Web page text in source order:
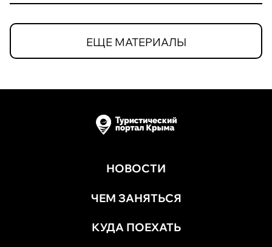
ЕЩЕ МАТЕРИАЛЫ
НОВОСТИ
ЧЕМ ЗАНЯТЬСЯ
КУДА ПОЕХАТЬ